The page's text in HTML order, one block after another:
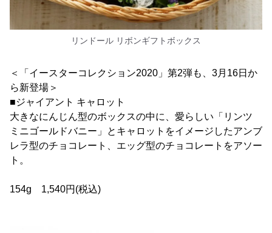
リンドール リボンギフトボックス
＜「イースターコレクション2020」第2弾も、3月16日か
ら新登場＞
■ジャイアント キャロット
大きなにんじん型のボックスの中に、愛らしい「リンツ
ミニゴールドバニー」とキャロットをイメージしたアンブ
レラ型のチョコレート、エッグ型のチョコレートをアソー
ト。
154g 1,540円(税込)